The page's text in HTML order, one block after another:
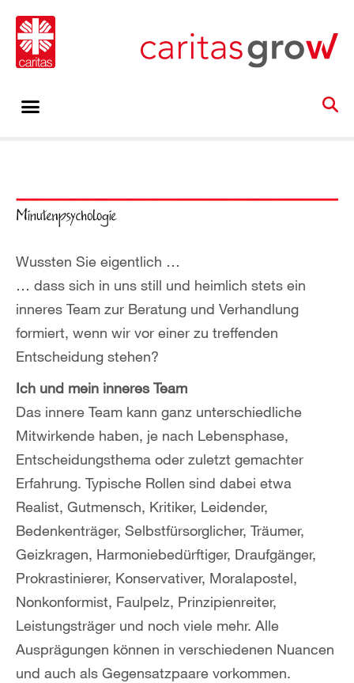
Wussten Sie eigentlich …
… dass sich in uns still und heimlich stets ein
inneres Team zur Beratung und Verhandlung
formiert, wenn wir vor einer zu treffenden
Entscheidung stehen?
Ich und mein inneres Team
Das innere Team kann ganz unterschiedliche
Mitwirkende haben, je nach Lebensphase,
Entscheidungsthema oder zuletzt gemachter
Erfahrung. Typische Rollen sind dabei etwa
Realist, Gutmensch, Kritiker, Leidender,
Bedenkenträger, Selbstfürsorglicher, Träumer,
Geizkragen, Harmoniebedürftiger, Draufgänger,
Prokrastinierer, Konservativer, Moralapostel,
Nonkonformist, Faulpelz, Prinzipienreiter,
Leistungsträger und noch viele mehr. Alle
Ausprägungen können in verschiedenen Nuancen
und auch als Gegensatzpaare vorkommen.